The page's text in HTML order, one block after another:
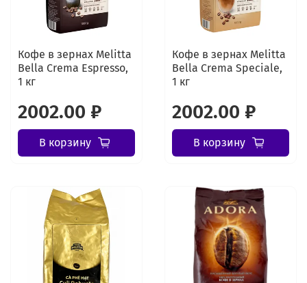
Кофе в зернах Melitta
Bella Crema Espresso,
1 кг
2002.00 ₽
В корзину
Кофе в зернах Melitta
Bella Crema Speciale,
1 кг
2002.00 ₽
В корзину